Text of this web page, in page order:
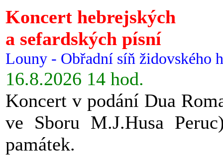
Koncert hebrejských
a sefardských písní
Louny - Obřadní síň židovského
16.8.2026 14 hod.
Koncert v podání Dua
ve Sboru M.J.Husa
památek.